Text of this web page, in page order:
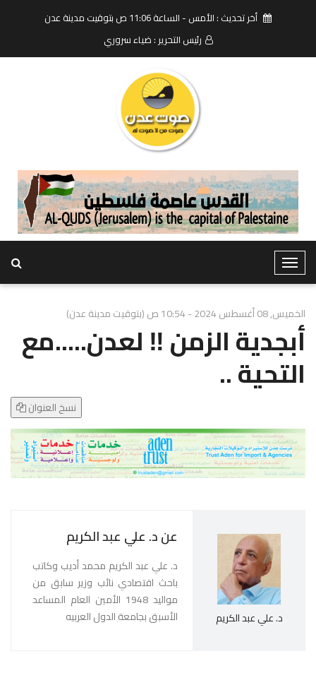
أخر تحديث : الأمس - الساعة 11:06 ص بتوقيت مدينة عدن
رئيس التحرير : ضياء سروري
T
o
g
e
N
a
g
a
t
الخميس, 08 أغسطس 2024 - 10:54 ص (بتوقيت مدينة عدن)
أبجدية الزمن ‼️ لعدن.....مع
التحية ..
نسخ العنوان
د. علي عبد الكريم
عن د. علي عبد الكريم
د. علي عبد الكريم محمد أديب وكاتب
باحث اقتصادي نائب وزير سابق من
مواليد 1948 الأمين العام المساعد
الأسبق بجامعة الدول العربيه